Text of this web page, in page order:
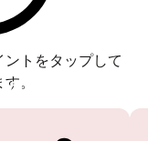
ントをタップして
。
がとうございます